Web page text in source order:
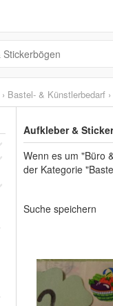
› Bastel- & Künstlerbedarf ›
Aufkleber &
Wenn es um "Büro
der Kategorie
Suche speichern